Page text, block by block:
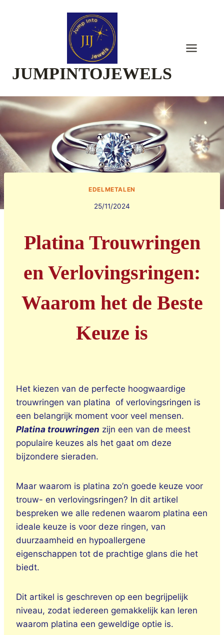
JUMPINTOJEWELS
EDELMETALEN
25/11/2024
Platina Trouwringen
en Verlovingsringen:
Waarom het de Beste
Keuze is
Het kiezen van de perfecte hoogwaardige
trouwringen van platina of verlovingsringen is
een belangrijk moment voor veel mensen.
Platina trouwringen zijn een van de meest
populaire keuzes als het gaat om deze
bijzondere sieraden.
Maar waarom is platina zo’n goede keuze voor
trouw- en verlovingsringen? In dit artikel
bespreken we alle redenen waarom platina een
ideale keuze is voor deze ringen, van
duurzaamheid en hypoallergene
eigenschappen tot de prachtige glans die het
biedt.
Dit artikel is geschreven op een begrijpelijk
niveau, zodat iedereen gemakkelijk kan leren
waarom platina een geweldige optie is.